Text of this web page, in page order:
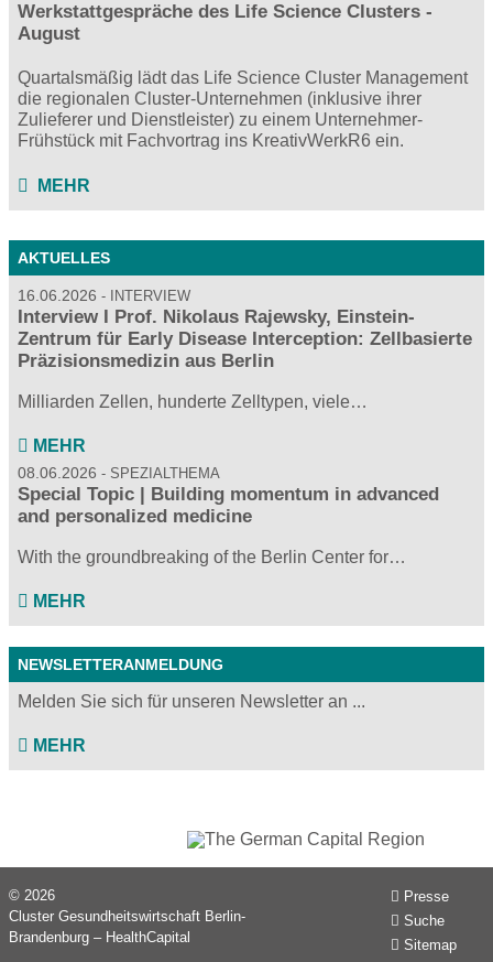
Werkstattgespräche des Life Science Clusters -
August
Quartalsmäßig lädt das Life Science Cluster Management
die regionalen Cluster-Unternehmen (inklusive ihrer
Zulieferer und Dienstleister) zu einem Unternehmer-
Frühstück mit Fachvortrag ins KreativWerkR6 ein.
MEHR
AKTUELLES
16.06.2026 INTERVIEW
Interview I Prof. Nikolaus Rajewsky, Einstein-
Zentrum für Early Disease Interception: Zellbasierte
Präzisionsmedizin aus Berlin
Milliarden Zellen, hunderte Zelltypen, viele…
MEHR
08.06.2026 SPEZIALTHEMA
Special Topic | Building momentum in advanced
and personalized medicine
With the groundbreaking of the Berlin Center for…
MEHR
NEWSLETTERANMELDUNG
Melden Sie sich für unseren Newsletter an ...
MEHR
Presse
Suche
Sitemap
© 2026
Cluster Gesundheitswirtschaft Berlin-
Brandenburg – HealthCapital